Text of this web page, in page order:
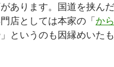
あります。国道を挟ん
店としては本家の「か
というのも因縁めいた